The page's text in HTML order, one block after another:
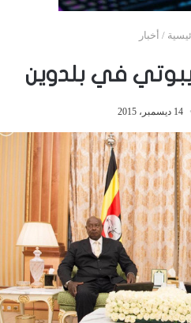
/ أخبار
في بلدوين
14 ديسمبر، 2015